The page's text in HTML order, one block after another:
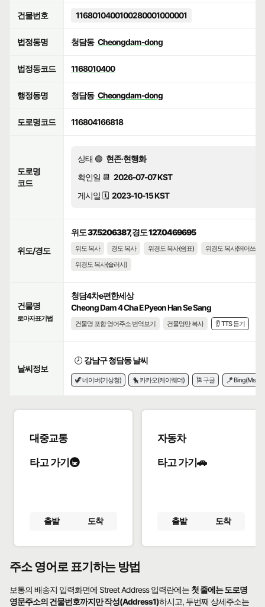
건물번호 1168010400100280001000001
법정동명 청담동 Cheongdam-dong
법정동코드 1168010400
행정동명 청담동 Cheongdam-dong
도로명코드 116804166818
도로명
코드
상태 🟢 현존·현행화
확인일 📆 2026-07-07 KST
게시일 🗓️ 2023-10-15 KST
위도/경도
위도 37.5206387, 경도 127.0469695
위도 복사 경도 복사 위경도 복사(쉼표)
위경도 복사(띄어쓰기)
위경도 복사(슬러시)
건물명
로마자표기법
청담4차e편한세상
Cheong Dam 4 Cha E Pyeon Han Se Sang
건물명 포함 영어주소 번역보기 건물명만 복사 👂 TTS 듣기
날씨정보
🕗 강남구 청담동 날씨
🦖 네이버(기상청) 🐤 카카오(케이웨더) 🎏 구글 🪁 Bing(Msn)
대중교통
타고 가기🚇
출발 도착
자동차
타고 가기🚗
출발 도착
주소 영어로 표기하는 방법
보통의 배송지 입력화면에 Street Address 입력란에는 첫 줄에는 도로명
영문주소의 건물번호까지만 작성(Address1)하시고, 두번째 상세주소는